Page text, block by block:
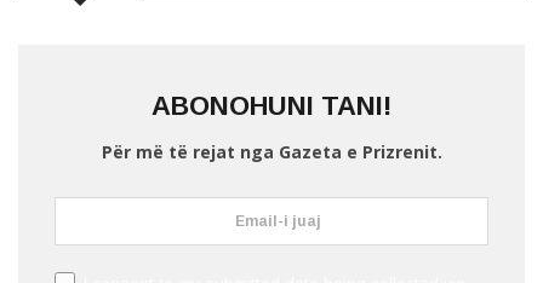
ABONOHUNI TANI!
Për më të rejat nga Gazeta e Prizrenit.